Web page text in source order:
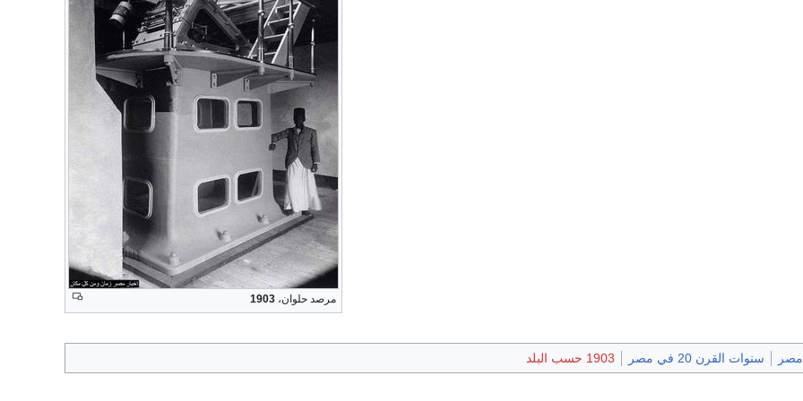
مرصد حلوان، 1903
سنوات القرن 20 في مصر 1903 حسب البلد